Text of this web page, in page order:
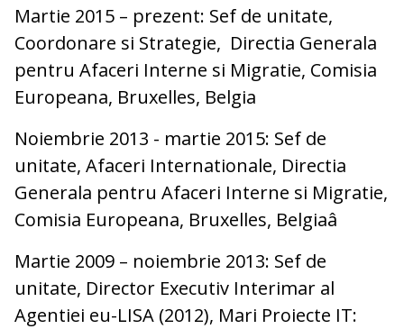
Martie 2015 – prezent: Sef de unitate,
Coordonare si Strategie, Directia Generala
pentru Afaceri Interne si Migratie, Comisia
Europeana, Bruxelles, Belgia
Noiembrie 2013 - martie 2015: Sef de
unitate, Afaceri Internationale, Directia
Generala pentru Afaceri Interne si Migratie,
Comisia Europeana, Bruxelles, Belgiaâ
Martie 2009 – noiembrie 2013: Sef de
unitate, Director Executiv Interimar al
Agentiei eu-LISA (2012), Mari Proiecte IT: